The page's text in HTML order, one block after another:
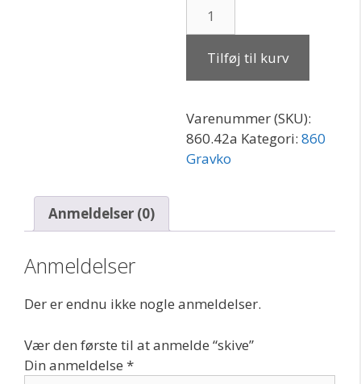
antal
Tilføj til kurv
Varenummer (SKU):
860.42a Kategori: 860
Gravko
Anmeldelser (0)
Anmeldelser
Der er endnu ikke nogle anmeldelser.
Vær den første til at anmelde “skive”
Din anmeldelse *